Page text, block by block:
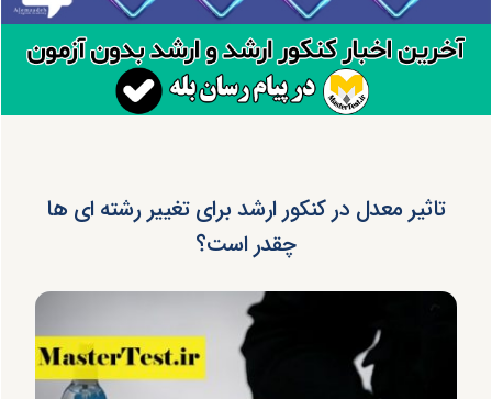
تاثیر معدل در کنکور ارشد برای تغییر رشته ای ها
چقدر است؟